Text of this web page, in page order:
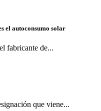
el autoconsumo solar
fabricante de...
que viene...